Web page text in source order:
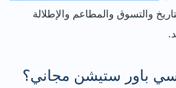
والتسوق والمطاعم والإطلالة
باور ستيشن مجاني؟